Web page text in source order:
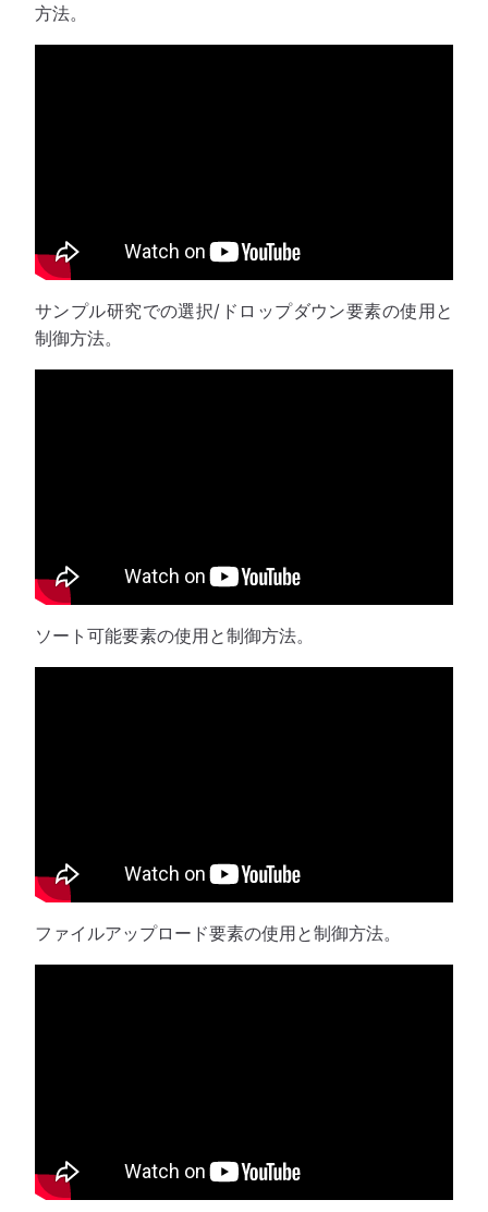
方法。
サンプル研究での選択/ドロップダウン要素の使用と
制御方法。
ソート可能要素の使用と制御方法。
ファイルアップロード要素の使用と制御方法。